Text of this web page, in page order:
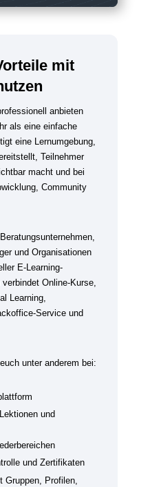
mit
anbieten
als eine einfache
eine Lernumgebung,
Teilnehmer
macht und bei
Community
und Organisationen
E-Learning-
Online-Kurse,
Learning,
Service und
unter anderem bei:
und
und Zertifikaten
Gruppen, Profilen,